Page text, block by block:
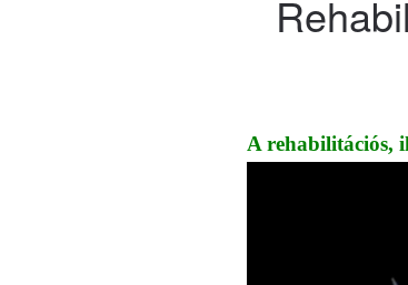
A rehabilitációs,